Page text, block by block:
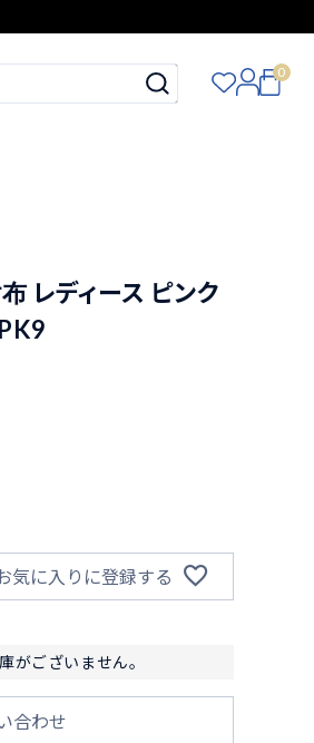
0
レディース ピンク
気に入りに登録する
がございません。
合わせ